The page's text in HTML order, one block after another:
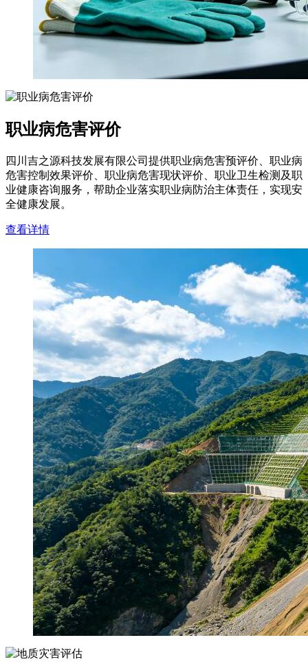
职业病危害评价
四川吉之源科技发展有限公司提供职业病危害预评价、职业病
危害控制效果评价、职业病危害现状评价、职业卫生检测及职
业健康咨询服务，帮助企业落实职业病防治主体责任，实现安
全健康发展。
查看详情